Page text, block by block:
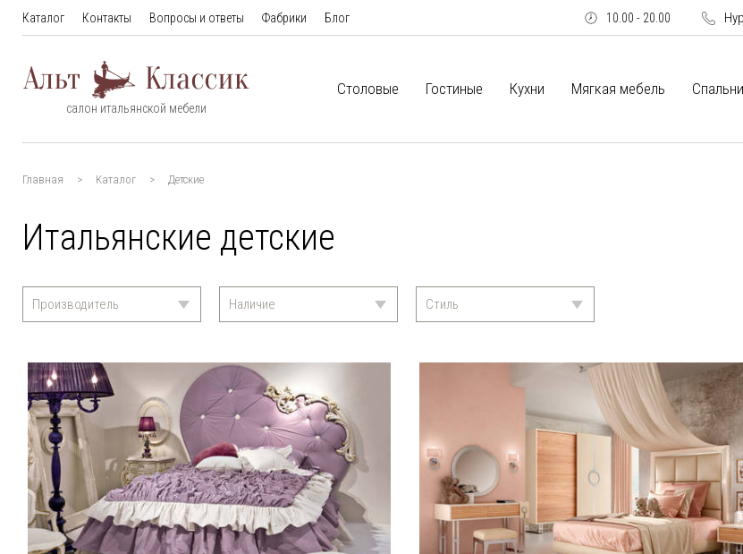
Каталог Контакты Вопросы и ответы Фабрики Блог 10.00 - 20.00
салон итальянской мебели
Столовые Гостиные Кухни Мягкая мебель Спальни
Главная Каталог Детские
Итальянские детские
Производитель
Caroti(3)
Gioigio Casa
Mida(1)
Piermaria
Vipart
Наличие
В наличии(1)
Стиль
Модерн(29)